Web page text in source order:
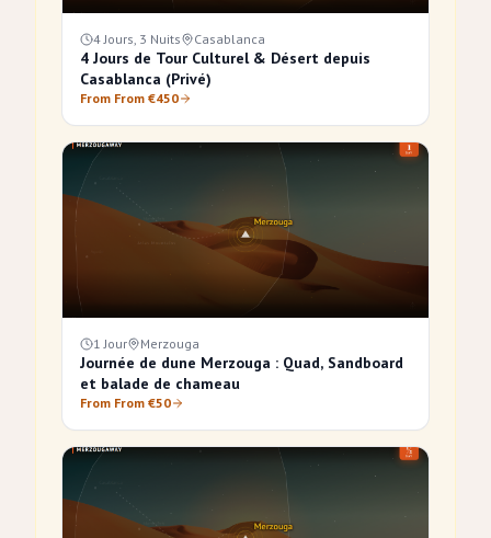
4 Jours, 3 Nuits Casablanca
4 Jours de Tour Culturel & Désert depuis
Casablanca (Privé)
From From €450
1 Jour Merzouga
Journée de dune Merzouga : Quad, Sandboard
et balade de chameau
From From €50